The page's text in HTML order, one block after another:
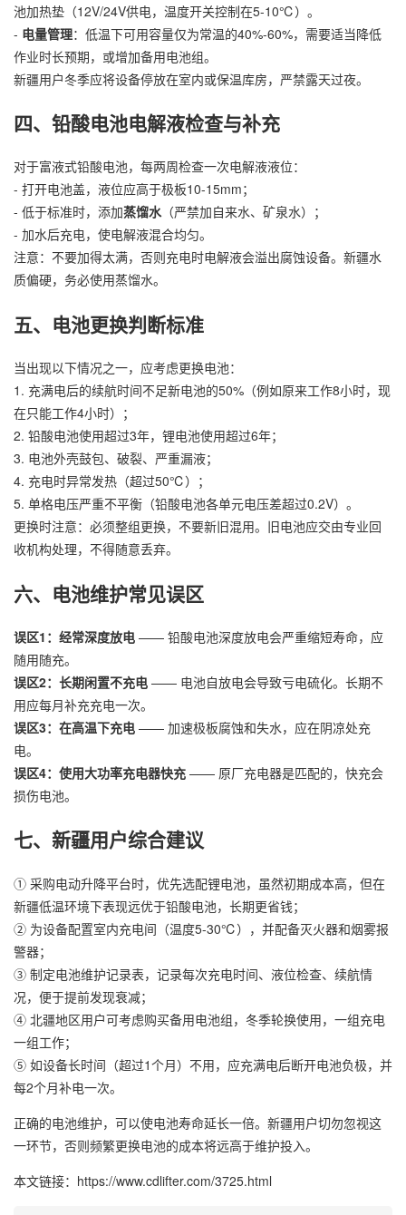
池加热垫（12V/24V供电，温度开关控制在5-10℃）。
- 电量管理：低温下可用容量仅为常温的40%-60%，需要适当降低
作业时长预期，或增加备用电池组。
新疆用户冬季应将设备停放在室内或保温库房，严禁露天过夜。
四、铅酸电池电解液检查与补充
对于富液式铅酸电池，每两周检查一次电解液液位：
- 打开电池盖，液位应高于极板10-15mm；
- 低于标准时，添加蒸馏水（严禁加自来水、矿泉水）；
- 加水后充电，使电解液混合均匀。
注意：不要加得太满，否则充电时电解液会溢出腐蚀设备。新疆水
质偏硬，务必使用蒸馏水。
五、电池更换判断标准
当出现以下情况之一，应考虑更换电池：
1. 充满电后的续航时间不足新电池的50%（例如原来工作8小时，现
在只能工作4小时）；
2. 铅酸电池使用超过3年，锂电池使用超过6年；
3. 电池外壳鼓包、破裂、严重漏液；
4. 充电时异常发热（超过50℃）；
5. 单格电压严重不平衡（铅酸电池各单元电压差超过0.2V）。
更换时注意：必须整组更换，不要新旧混用。旧电池应交由专业回
收机构处理，不得随意丢弃。
六、电池维护常见误区
误区1：经常深度放电 —— 铅酸电池深度放电会严重缩短寿命，应
随用随充。
误区2：长期闲置不充电 —— 电池自放电会导致亏电硫化。长期不
用应每月补充充电一次。
误区3：在高温下充电 —— 加速极板腐蚀和失水，应在阴凉处充
电。
误区4：使用大功率充电器快充 —— 原厂充电器是匹配的，快充会
损伤电池。
七、新疆用户综合建议
① 采购电动升降平台时，优先选配锂电池，虽然初期成本高，但在
新疆低温环境下表现远优于铅酸电池，长期更省钱；
② 为设备配置室内充电间（温度5-30℃），并配备灭火器和烟雾报
警器；
③ 制定电池维护记录表，记录每次充电时间、液位检查、续航情
况，便于提前发现衰减；
④ 北疆地区用户可考虑购买备用电池组，冬季轮换使用，一组充电
一组工作；
⑤ 如设备长时间（超过1个月）不用，应充满电后断开电池负极，并
每2个月补电一次。
正确的电池维护，可以使电池寿命延长一倍。新疆用户切勿忽视这
一环节，否则频繁更换电池的成本将远高于维护投入。
本文链接：https://www.cdlifter.com/3725.html